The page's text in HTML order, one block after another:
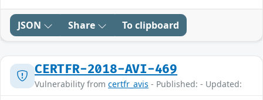
JSON Share To clipboard
CERTFR-2018-AVI-469
Vulnerability from certfr_avis - Published: - Updated: